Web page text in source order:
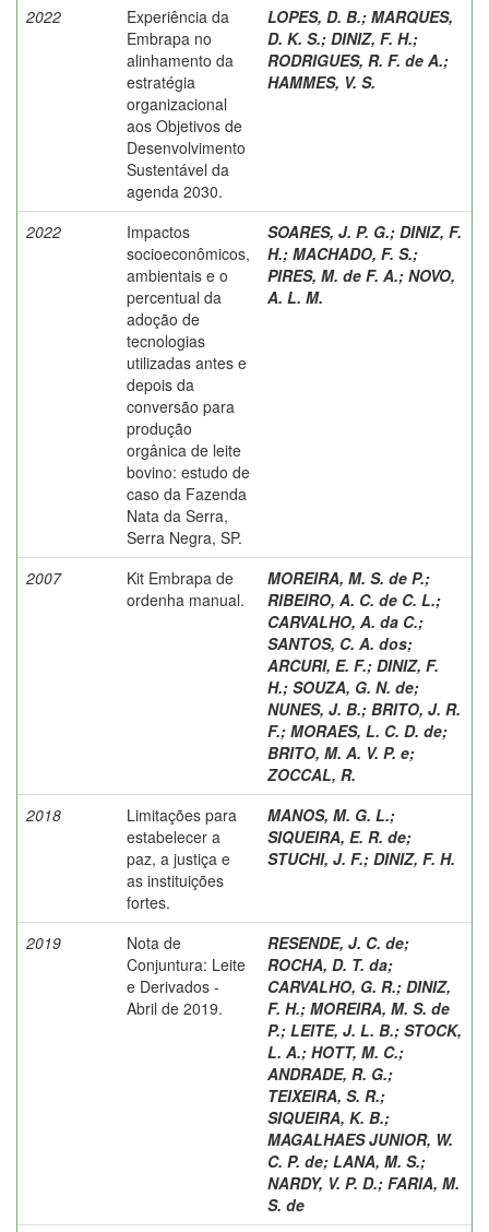
2022
Experiência da
Embrapa no
alinhamento da
estratégia
organizacional
aos Objetivos de
Desenvolvimento
Sustentável da
agenda 2030.
LOPES, D. B.; MARQUES,
D. K. S.; DINIZ, F. H.;
RODRIGUES, R. F. de A.;
HAMMES, V. S.
2022
Impactos
socioeconômicos,
ambientais e o
percentual da
adoção de
tecnologias
utilizadas antes e
depois da
conversão para
produção
orgânica de leite
bovino: estudo de
caso da Fazenda
Nata da Serra,
Serra Negra, SP.
SOARES, J. P. G.; DINIZ, F.
H.; MACHADO, F. S.;
PIRES, M. de F. A.; NOVO,
A. L. M.
2007
Kit Embrapa de
ordenha manual.
MOREIRA, M. S. de P.;
RIBEIRO, A. C. de C. L.;
CARVALHO, A. da C.;
SANTOS, C. A. dos;
ARCURI, E. F.; DINIZ, F.
H.; SOUZA, G. N. de;
NUNES, J. B.; BRITO, J. R.
F.; MORAES, L. C. D. de;
BRITO, M. A. V. P. e;
ZOCCAL, R.
2018
Limitações para
estabelecer a
paz, a justiça e
as instituições
fortes.
MANOS, M. G. L.;
SIQUEIRA, E. R. de;
STUCHI, J. F.; DINIZ, F. H.
2019
Nota de
Conjuntura: Leite
e Derivados -
Abril de 2019.
RESENDE, J. C. de;
ROCHA, D. T. da;
CARVALHO, G. R.; DINIZ,
F. H.; MOREIRA, M. S. de
P.; LEITE, J. L. B.; STOCK,
L. A.; HOTT, M. C.;
ANDRADE, R. G.;
TEIXEIRA, S. R.;
SIQUEIRA, K. B.;
MAGALHAES JUNIOR, W.
C. P. de; LANA, M. S.;
NARDY, V. P. D.; FARIA, M.
S. de